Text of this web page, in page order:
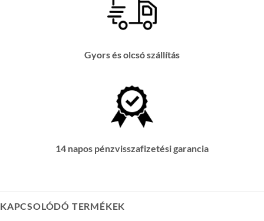
Gyors és olcsó szállítás
14 napos pénzvisszafizetési garancia
KAPCSOLÓDÓ TERMÉKEK